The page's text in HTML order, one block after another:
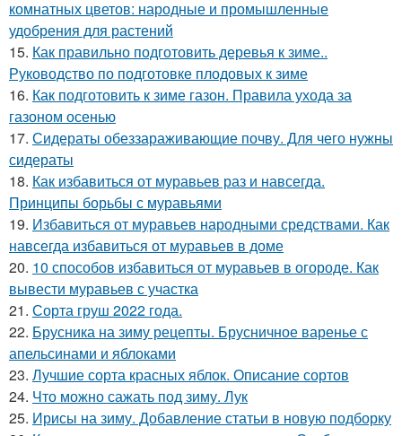
комнатных цветов: народные и промышленные
удобрения для растений
15. Как правильно подготовить деревья к зиме..
Руководство по подготовке плодовых к зиме
16. Как подготовить к зиме газон. Правила ухода за
газоном осенью
17. Сидераты обеззараживающие почву. Для чего нужны
сидераты
18. Как избавиться от муравьев раз и навсегда.
Принципы борьбы с муравьями
19. Избавиться от муравьев народными средствами. Как
навсегда избавиться от муравьев в доме
20. 10 способов избавиться от муравьев в огороде. Как
вывести муравьев с участка
21. Сорта груш 2022 года.
22. Брусника на зиму рецепты. Брусничное варенье с
апельсинами и яблоками
23. Лучшие сорта красных яблок. Описание сортов
24. Что можно сажать под зиму. Лук
25. Ирисы на зиму. Добавление статьи в новую подборку